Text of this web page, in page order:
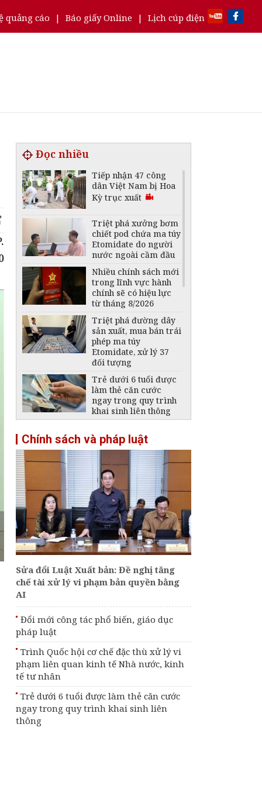
quảng cáo | Báo giấy Online | Lịch cúp điện
Đọc nhiều
Tiếp nhận 47 công
dân Việt Nam bị Hoa
Kỳ trục xuất
Triệt phá xưởng bơm
chiết pod chứa ma túy
Etomidate do người
nước ngoài cầm đầu
Nhiều chính sách mới
trong lĩnh vực hành
chính sẽ có hiệu lực
từ tháng 8/2026
Triệt phá đường dây
sản xuất, mua bán trái
phép ma túy
Etomidate, xử lý 37
đối tượng
Trẻ dưới 6 tuổi được
làm thẻ căn cước
ngay trong quy trình
khai sinh liên thông
Luật Báo chí: Mở rộng
không gian phát triển
cho báo chí
Chính sách và pháp luật
Sửa đổi Luật Xuất bản: Đề nghị tăng
chế tài xử lý vi phạm bản quyền bằng
AI
Đổi mới công tác phổ biến, giáo dục
pháp luật
Trình Quốc hội cơ chế đặc thù xử lý vi
phạm liên quan kinh tế Nhà nước, kinh
tế tư nhân
Trẻ dưới 6 tuổi được làm thẻ căn cước
ngay trong quy trình khai sinh liên
thông